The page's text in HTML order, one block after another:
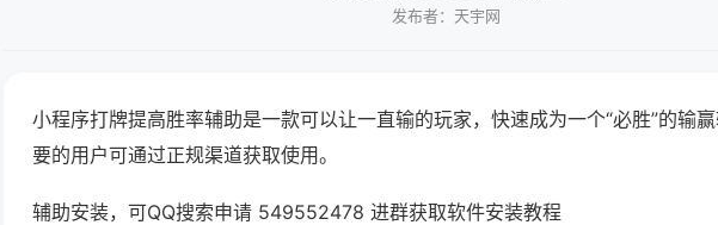
发布者：天宇网
小程序打牌提高胜率辅助是一款可以让一直输的玩家，快速成为一个“必胜”的输
要的用户可通过正规渠道获取使用。
辅助安装，可QQ搜索申请 549552478 进群获取软件安装教程